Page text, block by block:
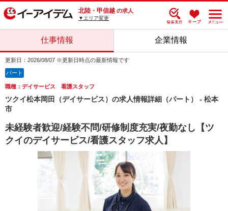
北陸・甲信越 の求人
▼エリア変更
仕事情報 企業情報
更新日：2026/08/07 ※更新日時点の最新情報です
パート
職種：デイサービス 看護スタッフ
ツクイ松本岡田（デイサービス）の求人情報詳細（パート） - 松本
市
未経験者歓迎/経験不問/研修制度充実/夜勤なし【ツ
クイのデイサービス/看護スタッフ求人】